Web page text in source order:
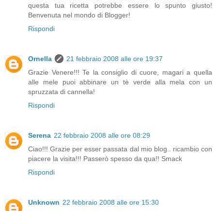
questa tua ricetta potrebbe essere lo spunto giusto!
Benvenuta nel mondo di Blogger!
Rispondi
Ornella
21 febbraio 2008 alle ore 19:37
Grazie Venere!!! Te la consiglio di cuore, magari a quella
alle mele puoi abbinare un tè verde alla mela con un
spruzzata di cannella!
Rispondi
Serena 22 febbraio 2008 alle ore 08:29
Ciao!!! Grazie per esser passata dal mio blog.. ricambio con
piacere la visita!!! Passerò spesso da qua!! Smack
Rispondi
Unknown 22 febbraio 2008 alle ore 15:30